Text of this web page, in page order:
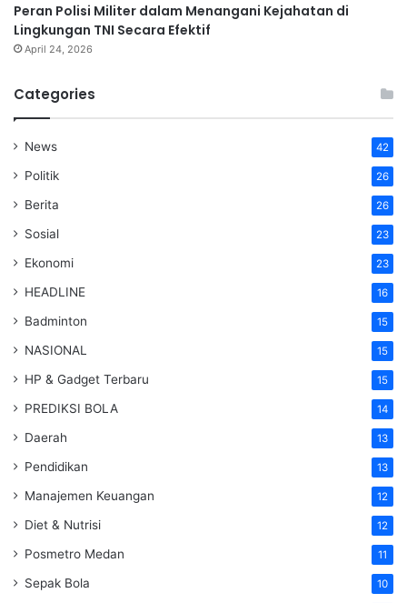
Peran Polisi Militer dalam Menangani Kejahatan di
Lingkungan TNI Secara Efektif
April 24, 2026
Categories
News 42
Politik 26
Berita 26
Sosial 23
Ekonomi 23
HEADLINE 16
Badminton 15
NASIONAL 15
HP & Gadget Terbaru 15
PREDIKSI BOLA 14
Daerah 13
Pendidikan 13
Manajemen Keuangan 12
Diet & Nutrisi 12
Posmetro Medan 11
Sepak Bola 10